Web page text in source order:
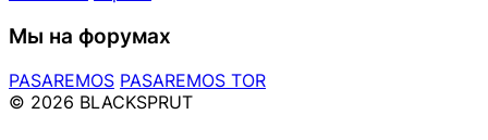
Мы на форумах
PASAREMOS PASAREMOS TOR
© 2026 BLACKSPRUT